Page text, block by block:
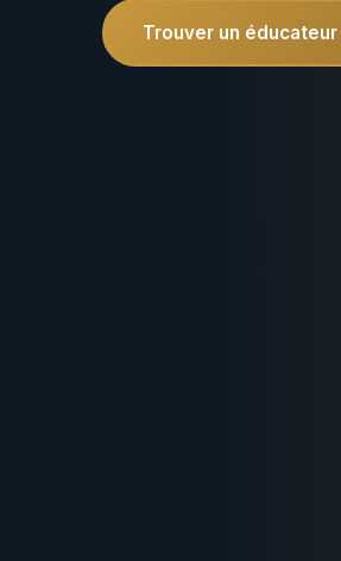
Trouver un éducateur